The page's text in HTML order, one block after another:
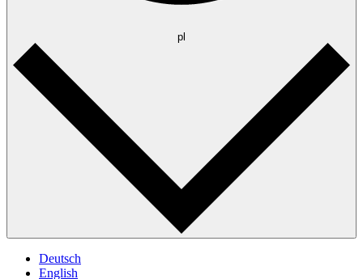
pl
Deutsch
English